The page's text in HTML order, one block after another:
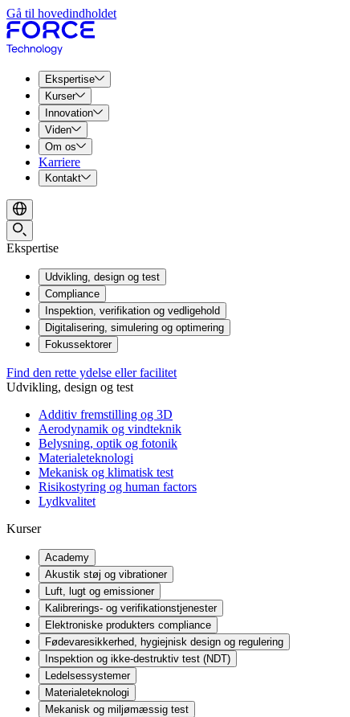
Gå til hovedindholdet
Ekspertise
Kurser
Innovation
Viden
Om os
Karriere
Kontakt
Ekspertise
Udvikling, design og test
Compliance
Inspektion, verifikation og vedligehold
Digitalisering, simulering og optimering
Fokussektorer
Find den rette ydelse eller facilitet
Udvikling, design og test
Additiv fremstilling og 3D
Aerodynamik og vindteknik
Belysning, optik og fotonik
Materialeteknologi
Mekanisk og klimatisk test
Risikostyring og human factors
Lydkvalitet
Kurser
Academy
Akustik støj og vibrationer
Luft, lugt og emissioner
Kalibrerings- og verifikationstjenester
Elektroniske produkters compliance
Fødevaresikkerhed, hygiejnisk design og regulering
Inspektion og ikke-destruktiv test (NDT)
Ledelsessystemer
Materialeteknologi
Mekanisk og miljømæssig test